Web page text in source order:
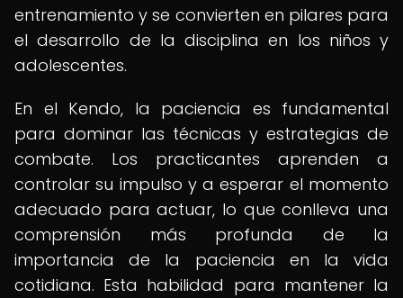
entrenamiento y se convierten en pilares para
el desarrollo de la disciplina en los niños y
adolescentes.
En el Kendo, la paciencia es fundamental
para dominar las técnicas y estrategias de
combate. Los practicantes aprenden a
controlar su impulso y a esperar el momento
adecuado para actuar, lo que conlleva una
comprensión más profunda de la
importancia de la paciencia en la vida
cotidiana. Esta habilidad para mantener la